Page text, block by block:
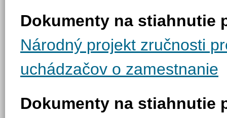
Dokumenty na stiahnutie
Národný projekt zručnosti
uchádzačov o zamestnanie
Dokumenty na stiahnutie